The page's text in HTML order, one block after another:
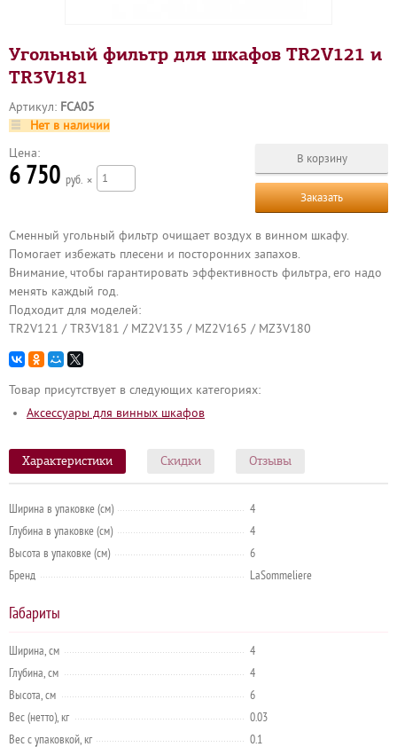
Угольный фильтр для шкафов TR2V121 и
TR3V181
Артикул: FCA05
Нет в наличии
Цена:
6 750 р
×
Заказать
Сменный угольный фильтр очищает воздух в винном шкафу.
Помогает избежать плесени и посторонних запахов.
Внимание, чтобы гарантировать эффективность фильтра, его надо
менять каждый год.
Подходит для моделей:
TR2V121 / TR3V181 / MZ2V135 / MZ2V165 / MZ3V180
Товар присутствует в следующих категориях:
Аксессуары для винных шкафов
Характеристики Скидки Отзывы
Ширина в упаковке (см)
4
Глубина в упаковке (см)
4
Высота в упаковке (см)
6
Бренд
LaSommeliere
Габариты
Ширина, см
4
Глубина, см
4
Высота, см
6
Вес (нетто), кг
0.03
Вес с упаковкой, кг
0.1